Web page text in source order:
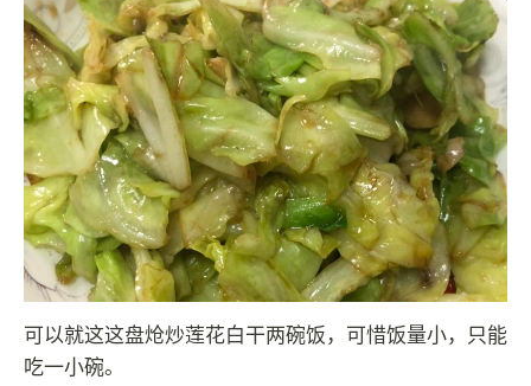
可以就这这盘炝炒莲花白干两碗饭，可惜饭量小，只能
吃一小碗。